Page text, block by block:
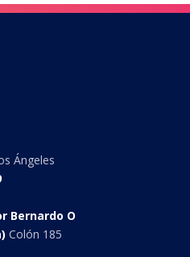
Ángeles
Bernardo O
Colón 185